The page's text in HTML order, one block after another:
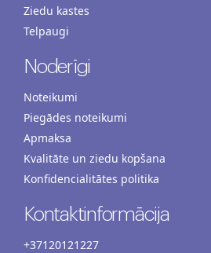
Ziedu kastes
Telpaugi
Noderīgi
Noteikumi
Piegādes noteikumi
Apmaksa
Kvalitāte un ziedu kopšana
Konfidencialitātes politika
Kontaktinformācija
+37120121227